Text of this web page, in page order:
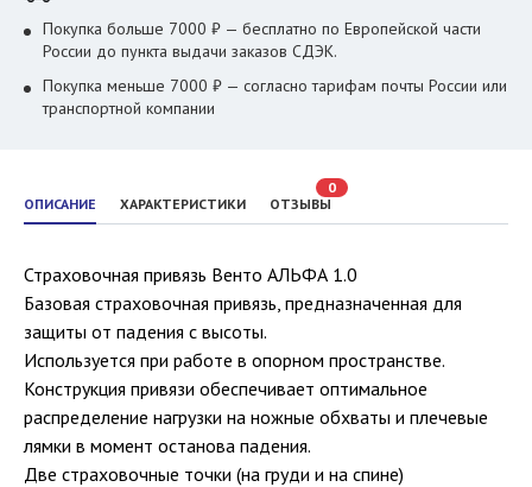
ОПИСАНИЕ ХАРАКТЕРИСТИКИ ОТЗЫВЫ
0
Страховочная привязь Венто АЛЬФА 1.0
Базовая страховочная привязь, предназначенная для
защиты от падения с высоты.
Используется при работе в опорном пространстве.
Конструкция привязи обеспечивает оптимальное
распределение нагрузки на ножные обхваты и плечевые
лямки в момент останова падения.
Две страховочные точки (на груди и на спине)
Покупка больше 7000 ₽ — бесплатно по Европейской части
России до пункта выдачи заказов СДЭК.
Покупка меньше 7000 ₽ — согласно тарифам почты России или
транспортной компании